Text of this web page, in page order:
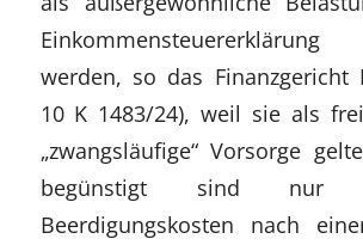
werden, so das Finanzgericht
10 K 1483/24), weil sie als
„zwangsläufige“ Vorsorge
begünstigt sind nur
Beerdigungskosten nach